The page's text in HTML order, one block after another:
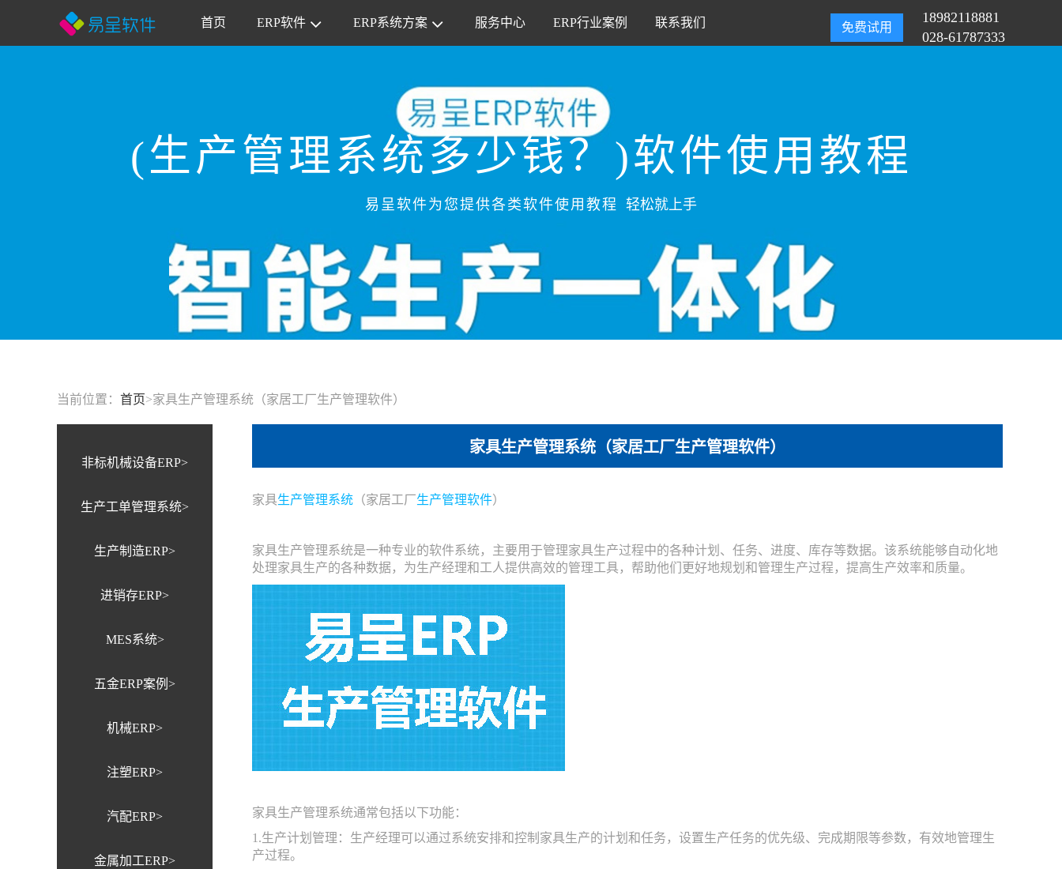
免费试用
18982118881
028-61787333
首页 ERP软件 ERP系统方案 服务中心 ERP行业案例 联系我们
(生产管理系统多少钱？)软件使用教程
易呈软件为您提供各类软件使用教程 轻松就上手
当前位置： 首页>家具生产管理系统（家居工厂生产管理软件）
非标机械设备ERP>
生产工单管理系统>
生产制造ERP>
进销存ERP>
MES系统>
五金ERP案例>
机械ERP>
注塑ERP>
汽配ERP>
金属加工ERP>
家具生产管理系统（家居工厂生产管理软件）
家具生产管理系统 （家居工厂生产管理软件）
家具生产管理系统是一种专业的软件系统，主要用于管理家具生产过程中的各种计划、任务、进度、库存等数据。该系统能够自动化地
处理家具生产的各种数据，为生产经理和工人提供高效的管理工具，帮助他们更好地规划和管理生产过程，提高生产效率和质量。
家具生产管理系统通常包括以下功能：
1.生产计划管理：生产经理可以通过系统安排和控制家具生产的计划和任务，设置生产任务的优先级、完成期限等参数，有效地管理生
产过程。